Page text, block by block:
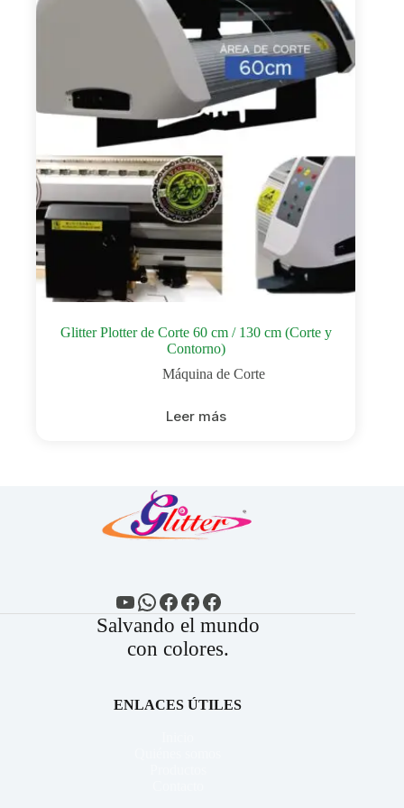
Glitter Plotter de Corte 60 cm / 130 cm (Corte y
Contorno)
Máquina de Corte
Leer más
YouTube
WhatsApp
Facebook
Facebook
Facebook
Salvando el mundo
con colores.
ENLACES ÚTILES